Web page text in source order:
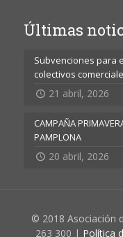
Últimas
Subvenciones para
colectivos
21 abril, 2026
CAMPAÑA
PAMPLONA
20 abril, 2026
© 2018 Asociación
263 300 | Política